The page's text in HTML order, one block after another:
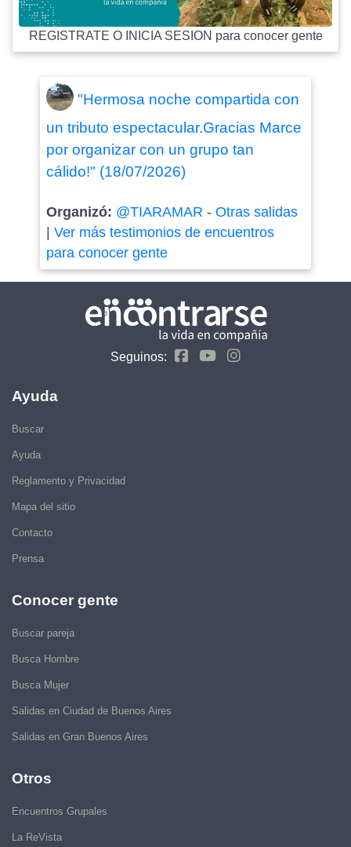
REGISTRATE O INICIA SESION para conocer gente
"Hermosa noche compartida con
un tributo espectacular.Gracias Marce
por organizar con un grupo tan
cálido!" (18/07/2026)
Organizó: @TIARAMAR - Otras salidas
Ver más testimonios de encuentros
para conocer gente
Seguinos:
Ayuda
Buscar
Ayuda
Reglamento y Privacidad
Mapa del sitio
Contacto
Prensa
Conocer gente
Buscar pareja
Busca Hombre
Busca Mujer
Salidas en Ciudad de Buenos Aires
Salidas en Gran Buenos Aires
Otros
Encuentros Grupales
La ReVista